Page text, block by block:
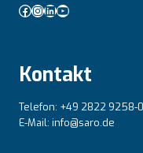
Facebook
Instagram
LinkedIn
YouTube
Kontakt
Telefon: +49 2822 9258-0
E-Mail: info@saro.de